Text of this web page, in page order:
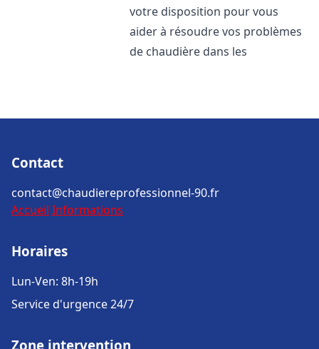
votre disposition pour vous
aider à résoudre vos problèmes
de chaudière dans les
Contact
contact@chaudiereprofessionnel-90.fr
Accueil Informations
Horaires
Lun-Ven: 8h-19h
Service d'urgence 24/7
Zone intervention